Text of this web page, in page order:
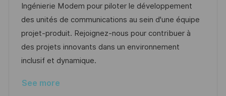
i
o
n
e
d
D
a
t
d
e
g
o
r
y
Ingénierie Modem pour piloter le développement
des unités de communications au sein d'une équipe
projet-produit. Rejoignez-nous pour contribuer à
des projets innovants dans un environnement
inclusif et dynamique.
See more